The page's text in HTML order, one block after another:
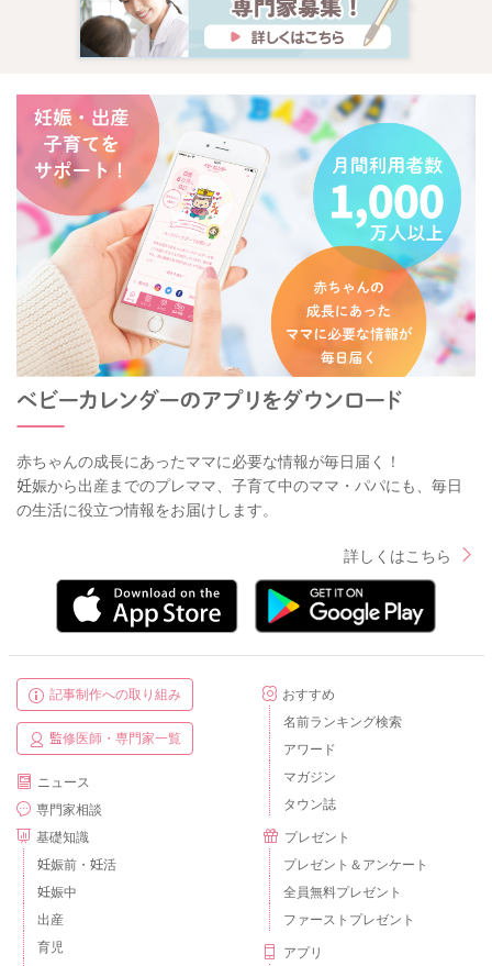
赤ちゃんの成長にあったママに必要な情報が毎日届く！
妊娠から出産までのプレママ、子育て中のママ・パパにも、毎日
の生活に役立つ情報をお届けします。
詳しくはこちら
記事制作への取り組み
監修医師・専門家一覧
ニュース
専門家相談
基礎知識
妊娠前・妊活
妊娠中
出産
育児
おすすめ
名前ランキング検索
アワード
マガジン
タウン誌
プレゼント
プレゼント＆アンケート
全員無料プレゼント
ファーストプレゼント
アプリ